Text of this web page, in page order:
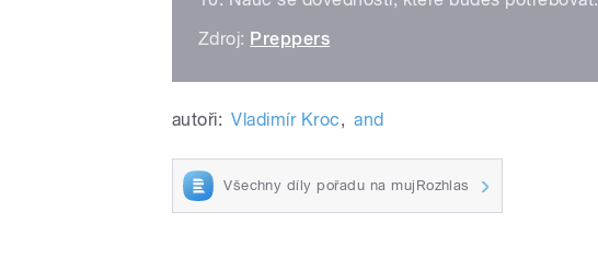
Zdroj: Preppers
autoři: Vladimír Kroc, and
Všechny díly pořadu na mujRozhlas